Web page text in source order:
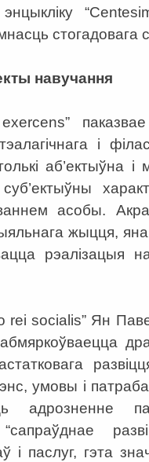
стогадовага
навучання
exercens”
і
аб’ектыўна
асобы.
жыцця,
рэалізацыя
rei socialis” Ян
умовы і
адрозненне
і паслуг, гэта